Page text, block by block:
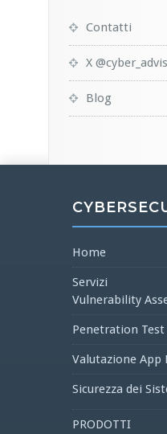
Contatti
X
Blog
Home
Servizi
Vulnerability
Penetration Test
Valutazione App
Sicurezza dei
PRODOTTI